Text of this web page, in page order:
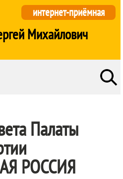
Михайлович
интернет-приёмная
Палаты
РОССИЯ